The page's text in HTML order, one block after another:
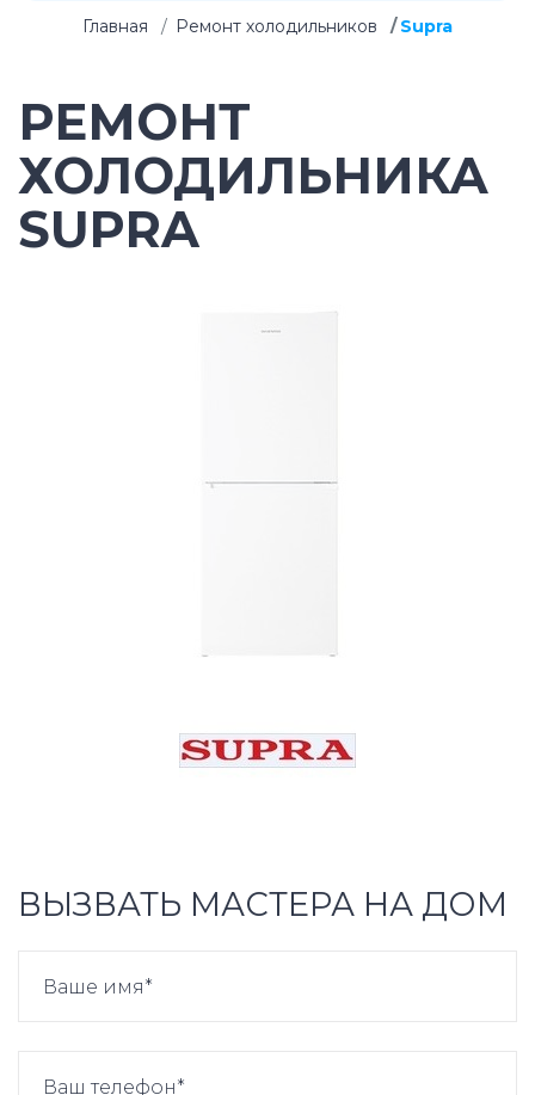
Главная Ремонт холодильников Supra
РЕМОНТ
ХОЛОДИЛЬНИКА
SUPRA
ВЫЗВАТЬ МАСТЕРА НА ДОМ